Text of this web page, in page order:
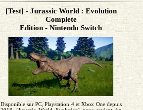
[Test] - Jurassic World : Evolution
Complete
Edition - Nintendo Switch
Disponible sur PC, Playstation 4 et Xbox One depuis